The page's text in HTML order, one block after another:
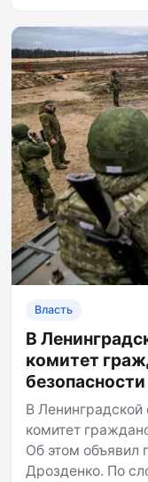
Власть
В
комитет
безопасности
В Ленинградской
комитет
Об этом объявил
Дрозденко. По